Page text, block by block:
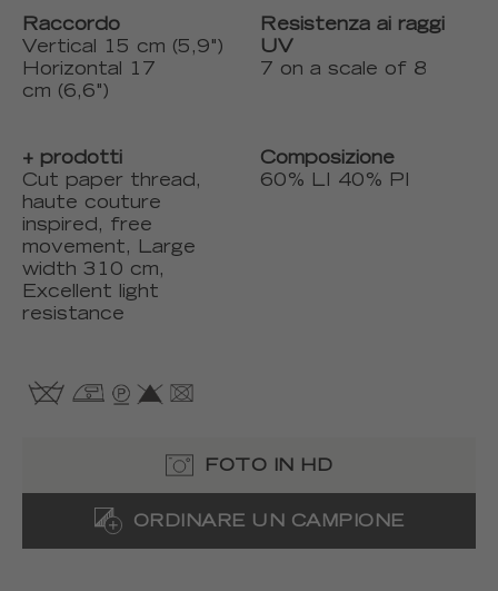
Raccordo
Vertical 15 cm (5,9")
Horizontal 17
cm (6,6")
Resistenza ai raggi
UV
7 on a scale of 8
+ prodotti
Cut paper thread,
haute couture
inspired, free
movement, Large
width 310 cm,
Excellent light
resistance
Composizione
60% LI 40% PI
FOTO IN HD
ORDINARE UN CAMPIONE